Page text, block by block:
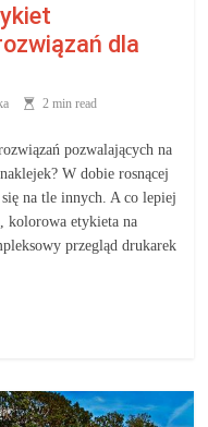
dla
2 min read
pozwalających na
W dobie rosnącej
na tle innych. A co lepiej
kolorowa etykieta na
przegląd drukarek